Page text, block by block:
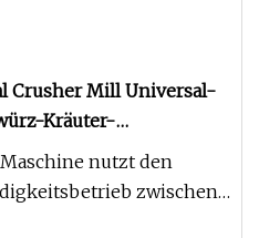
Crusher Mill Universal-
Kräuter-
Puderzucker Chili-
nutzt den
zwischen